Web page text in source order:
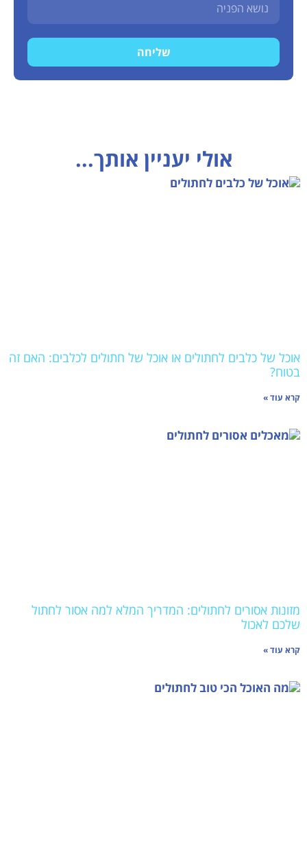
שליחה
אולי יעניין אותך...
אוכל של כלבים לחתולים או אוכל של חתולים לכלבים: האם זה
בטוח?
קרא עוד »
מזונות אסורים לחתולים: המדריך המלא למה אסור לחתול
שלכם לאכול
קרא עוד »